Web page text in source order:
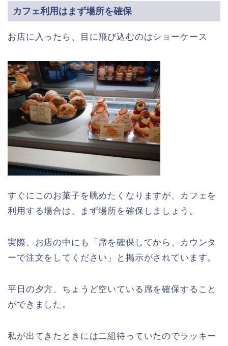
カフェ利用はまず場所を確保
お店に入ったら、目に飛び込むのはショーケース
すぐにこのお菓子を眺めたくなりますが、カフェを
利用する場合は、まず場所を確保しましょう。
実際、お店の中にも「席を確保してから、カウンタ
ーで注文をしてください」と掲示がされています。
平日の夕方、ちょうど空いている席を確保すること
ができました。
私が出てきたときには二組待っていたのでラッキー